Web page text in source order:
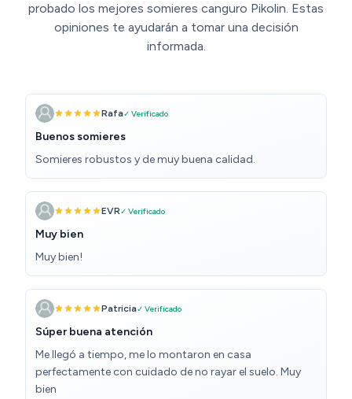
probado los mejores somieres canguro Pikolin. Estas
opiniones te ayudarán a tomar una decisión
informada.
Rafa✓ Verificado
Buenos somieres
Somieres robustos y de muy buena calidad.
EVR✓ Verificado
Muy bien
Muy bien!
Patricia✓ Verificado
Súper buena atención
Me llegó a tiempo, me lo montaron en casa
perfectamente con cuidado de no rayar el suelo. Muy
bien